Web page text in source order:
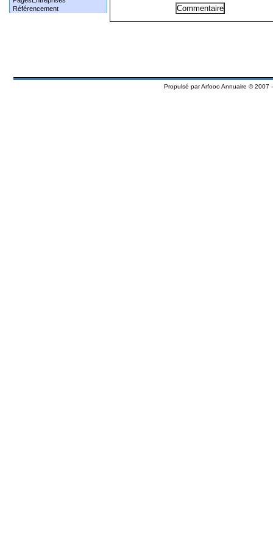
Référencement
Propulsé parArfooo Annuaire © 2007